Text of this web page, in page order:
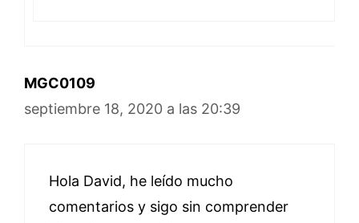
MGC0109
septiembre 18, 2020 a las 20:39
Hola David, he leído mucho
comentarios y sigo sin comprender